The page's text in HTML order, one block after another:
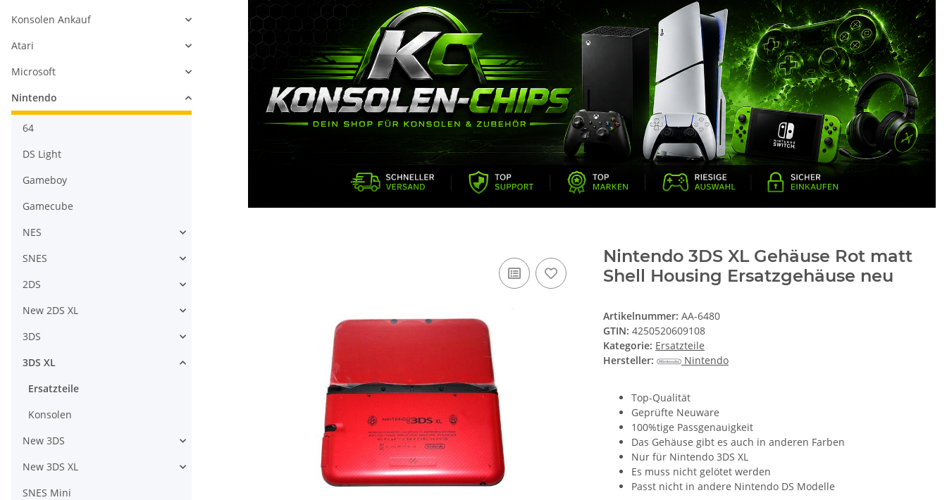
Nintendo 3DS XL Gehäuse Rot matt
Shell Housing Ersatzgehäuse neu
Artikelnummer: AA-6480
GTIN: 4250520609108
Kategorie: Ersatzteile
Hersteller:
Nintendo
Top-Qualität
Geprüfte Neuware
100%tige Passgenauigkeit
Das Gehäuse gibt es auch in anderen Farben
Nur für Nintendo 3DS XL
Es muss nicht gelötet werden
Passt nicht in andere Nintendo DS Modelle
Konsolen Ankauf
Atari
Microsoft
Nintendo
64
DS Light
Gameboy
Gamecube
NES
SNES
2DS
New 2DS XL
3DS
3DS XL
Ersatzteile
Konsolen
New 3DS
New 3DS XL
SNES Mini